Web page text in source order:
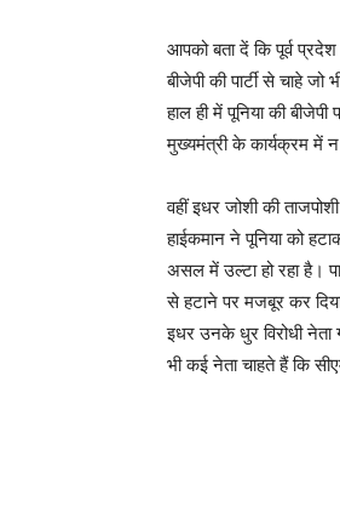
आपको बता दें कि पूर्व
बीजेपी की पार्टी से चाहे
हाल ही में पूनिया की
मुख्यमंत्री के कार्यक्रम में
वहीं इधर जोशी की
हाईकमान ने पूनिया को
असल में उल्टा हो रहा है।
से हटाने पर मजबूर कर
इधर उनके धुर विरोधी
भी कई नेता चाहते हैं कि